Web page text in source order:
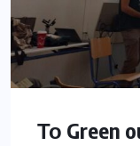
Το Green